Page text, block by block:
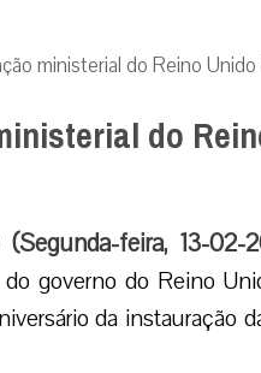
ministerial do Reino
do
feira, 13-02-
governo do Reino
da instauração